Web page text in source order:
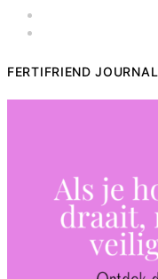
FERTIFRIEND JOURNAL